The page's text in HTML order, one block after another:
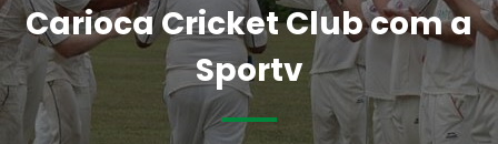
Carioca Cricket Club com a
Sportv